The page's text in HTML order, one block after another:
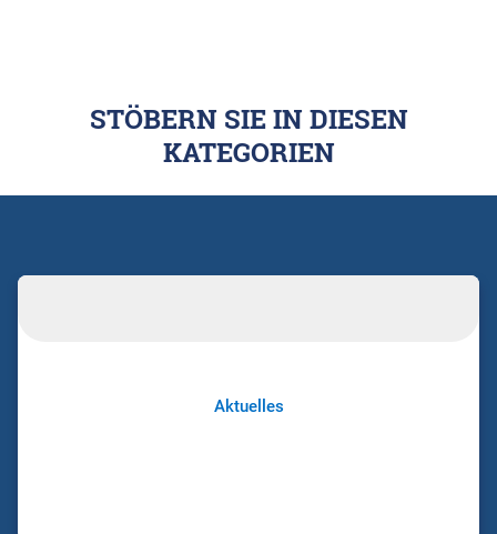
STÖBERN SIE IN DIESEN
KATEGORIEN
Aktuelles